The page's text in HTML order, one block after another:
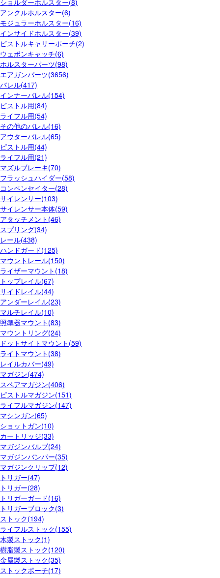
アンクルホルスター(6)
モジュラーホルスター(16)
インサイドホルスター(39)
ピストルキャリーポーチ(2)
ウェポンキャッチ(6)
ホルスターパーツ(98)
エアガンパーツ(3656)
バレル(417)
インナーバレル(154)
ピストル用(84)
ライフル用(54)
その他のバレル(16)
アウターバレル(65)
ピストル用(44)
ライフル用(21)
マズルブレーキ(70)
フラッシュハイダー(58)
コンペンセイター(28)
サイレンサー(103)
サイレンサー本体(59)
アタッチメント(46)
スプリング(34)
レール(438)
ハンドガード(125)
マウントレール(150)
ライザーマウント(18)
トップレイル(67)
サイドレイル(44)
アンダーレイル(23)
マルチレイル(10)
照準器マウント(83)
マウントリング(24)
ドットサイトマウント(59)
ライトマウント(38)
レイルカバー(49)
マガジン(474)
スペアマガジン(406)
ピストルマガジン(151)
ライフルマガジン(147)
マシンガン(65)
ショットガン(10)
カートリッジ(33)
マガジンバルブ(24)
マガジンバンパー(35)
マガジンクリップ(12)
トリガー(47)
トリガー(28)
トリガーガード(16)
トリガーブロック(3)
ストック(194)
ライフルストック(155)
木製ストック(1)
樹脂製ストック(120)
金属製ストック(35)
ストックポーチ(17)